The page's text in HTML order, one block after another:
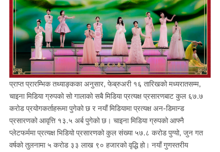
प्राप्त प्रारम्भिक तथ्याङ्कका अनुसार, फेब्रुअरी १६ तारिखको मध्यरातसम्म,
चाइना मिडिया ग्रुपको सो गालाको सबै मिडिया प्रत्यक्ष प्रसारणबाट कुल ६७.७
करोड प्रयोगकर्ताहरूमा पुगेको छ र नयाँ मिडियामा प्रत्यक्ष अन-डिमान्ड
प्रसारणको आवृत्ति १३.५ अर्ब पुगेको छ। चाइना मिडिया ग्रुपको आफ्नै
प्लेटफर्ममा प्रत्यक्ष भिडियो प्रसारणको कुल संख्या ५७.८ करोड पुग्यो, जुन गत
वर्षको तुलनामा ५ करोड ३३ लाख ९० हजारको वृद्धि हो। नयाँ गुणस्तरीय